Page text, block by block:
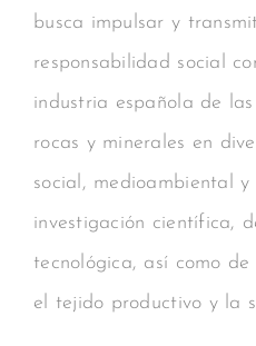
busca impulsar y
responsabilidad social
industria española de
rocas y minerales en
social, medioambiental
investigación científica,
tecnológica, así como
el tejido productivo y la